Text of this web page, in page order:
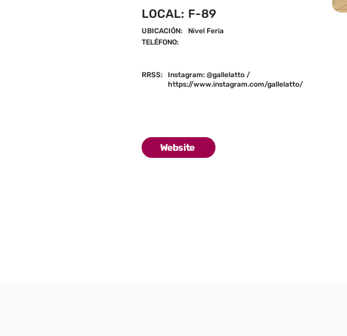
LOCAL:
UBICACIÓN:
TELÉFONO:
F-89
Nivel Feria
RRSS:
Instagram: @gallelatto /
https://www.instagram.com/gallelatto/
Website